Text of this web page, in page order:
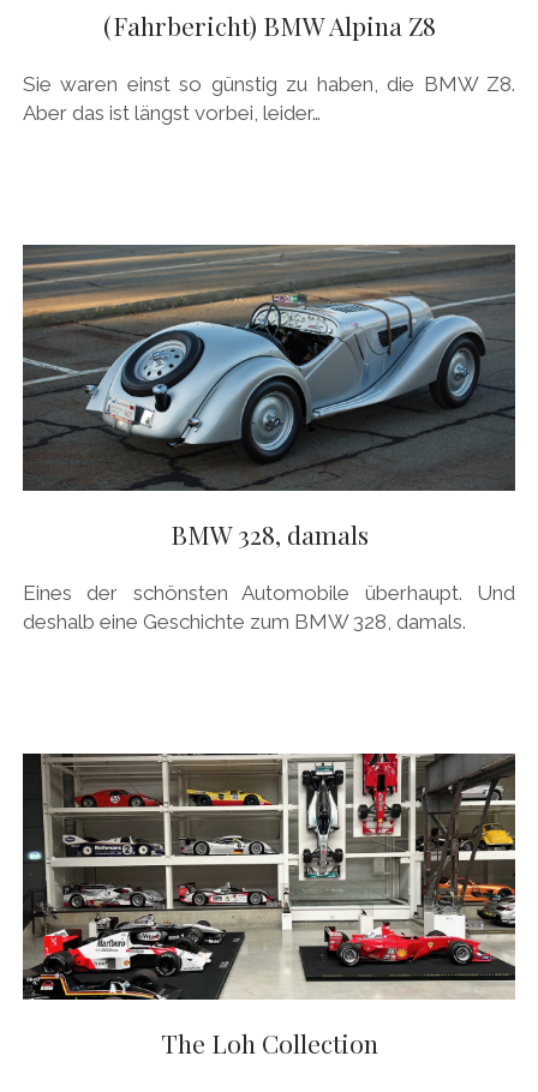
(Fahrbericht) BMW Alpina Z8
Sie waren einst so günstig zu haben, die BMW Z8.
Aber das ist längst vorbei, leider…
BMW 328, damals
Eines der schönsten Automobile überhaupt. Und
deshalb eine Geschichte zum BMW 328, damals.
The Loh Collection